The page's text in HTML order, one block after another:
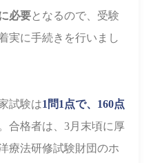
必要となるので、受験
実に手続きを行いまし
試験は1問1点で、160点
合格者は、3月末頃に厚
療法研修試験財団のホ